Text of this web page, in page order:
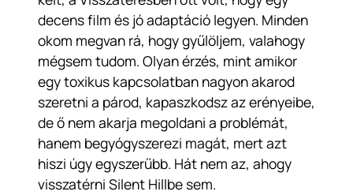
decens film és jó adaptáció legyen. Minden
okom megvan rá, hogy gyűlöljem, valahogy
mégsem tudom. Olyan érzés, mint amikor
egy toxikus kapcsolatban nagyon akarod
szeretni a párod, kapaszkodsz az erényeibe,
de ő nem akarja megoldani a problémát,
hanem begyógyszerezi magát, mert azt
hiszi úgy egyszerűbb. Hát nem az, ahogy
visszatérni Silent Hillbe sem.